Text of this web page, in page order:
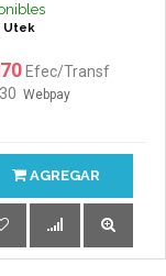
Utek
Efec/Transf
Webpay
AGREGAR